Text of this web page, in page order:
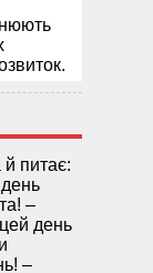
питає:
–
день
–